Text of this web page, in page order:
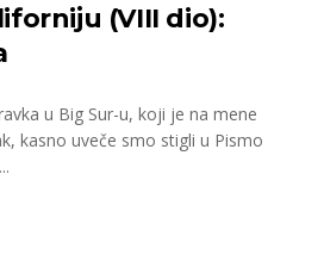
(VIII dio):
u Big Sur-u, koji je na mene
kasno uveče smo stigli u Pismo